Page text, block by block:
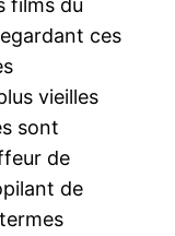
films du
ces
vieilles
sont
de
de